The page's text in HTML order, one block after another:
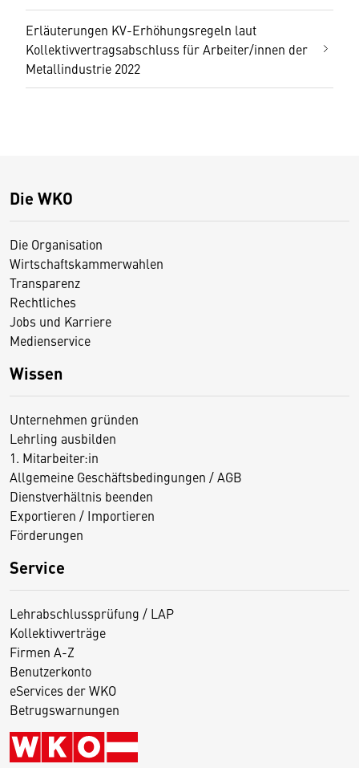
Erläuterungen KV-Erhöhungsregeln laut
Kollektivvertragsabschluss für Arbeiter/innen der
Metallindustrie 2022
Die WKO
Die Organisation
Wirtschaftskammerwahlen
Transparenz
Rechtliches
Jobs und Karriere
Medienservice
Wissen
Unternehmen gründen
Lehrling ausbilden
1. Mitarbeiter:in
Allgemeine Geschäftsbedingungen / AGB
Dienstverhältnis beenden
Exportieren / Importieren
Förderungen
Service
Lehrabschlussprüfung / LAP
Kollektivverträge
Firmen A-Z
Benutzerkonto
eServices der WKO
Betrugswarnungen